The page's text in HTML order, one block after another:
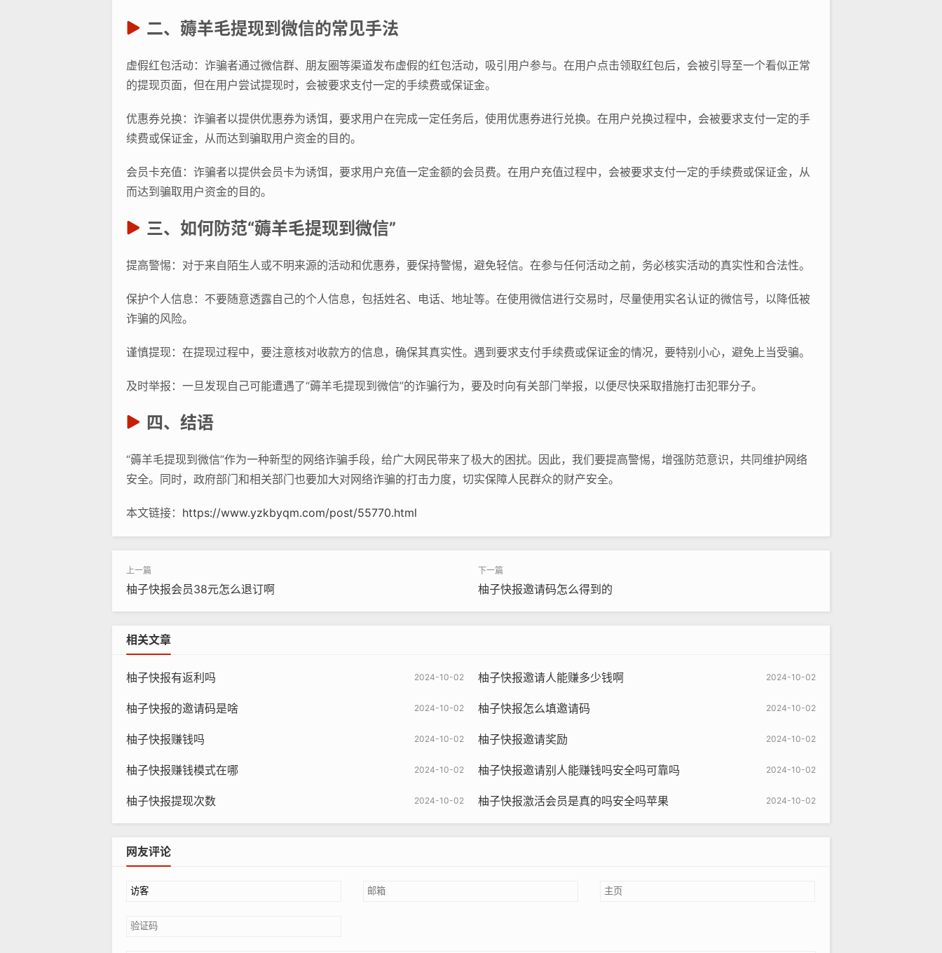
二、薅羊毛提现到微信的常见手法
虚假红包活动：诈骗者通过微信群、朋友圈等渠道发布虚假的红包活动，吸引用户参与。在用户点击领取红包后，会被引导至一个看似正常
的提现页面，但在用户尝试提现时，会被要求支付一定的手续费或保证金。
优惠券兑换：诈骗者以提供优惠券为诱饵，要求用户在完成一定任务后，使用优惠券进行兑换。在用户兑换过程中，会被要求支付一定的手
续费或保证金，从而达到骗取用户资金的目的。
会员卡充值：诈骗者以提供会员卡为诱饵，要求用户充值一定金额的会员费。在用户充值过程中，会被要求支付一定的手续费或保证金，从
而达到骗取用户资金的目的。
三、如何防范“薅羊毛提现到微信”
提高警惕：对于来自陌生人或不明来源的活动和优惠券，要保持警惕，避免轻信。在参与任何活动之前，务必核实活动的真实性和合法性。
保护个人信息：不要随意透露自己的个人信息，包括姓名、电话、地址等。在使用微信进行交易时，尽量使用实名认证的微信号，以降低被
诈骗的风险。
谨慎提现：在提现过程中，要注意核对收款方的信息，确保其真实性。遇到要求支付手续费或保证金的情况，要特别小心，避免上当受骗。
及时举报：一旦发现自己可能遭遇了“薅羊毛提现到微信”的诈骗行为，要及时向有关部门举报，以便尽快采取措施打击犯罪分子。
四、结语
“薅羊毛提现到微信”作为一种新型的网络诈骗手段，给广大网民带来了极大的困扰。因此，我们要提高警惕，增强防范意识，共同维护网络
安全。同时，政府部门和相关部门也要加大对网络诈骗的打击力度，切实保障人民群众的财产安全。
本文链接： https://www.yzkbyqm.com/post/55770.html
柚子快报会员38元怎么退订啊 柚子快报邀请码怎么得到的
相关文章
2024-10-02
柚子快报有返利吗 2024-10-02
柚子快报邀请人能赚多少钱啊
2024-10-02
柚子快报的邀请码是啥 2024-10-02
柚子快报怎么填邀请码
2024-10-02
柚子快报赚钱吗 2024-10-02
柚子快报邀请奖励
2024-10-02
柚子快报赚钱模式在哪 2024-10-02
柚子快报邀请别人能赚钱吗安全吗可靠吗
2024-10-02
柚子快报提现次数 2024-10-02
柚子快报激活会员是真的吗安全吗苹果
网友评论